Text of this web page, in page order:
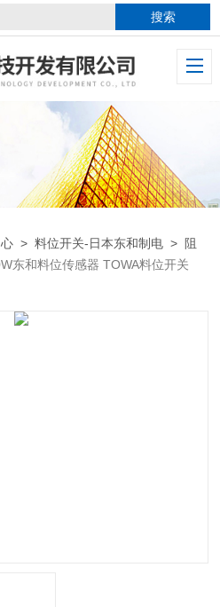
>料位开关-日本东和制电 > 阻
东和料位传感器 TOWA料位开关